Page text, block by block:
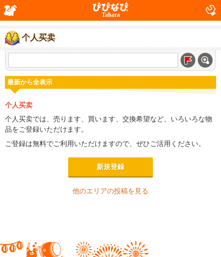
Tahara
个人买卖
最新から全表示
个人买卖
个人买卖では、売ります、買います、交換希望など、いろいろな物
品をご登録いただけます。
ご登録は無料でご利用いただけますので、ぜひご活用ください。
新規登録
他のエリアの投稿を見る